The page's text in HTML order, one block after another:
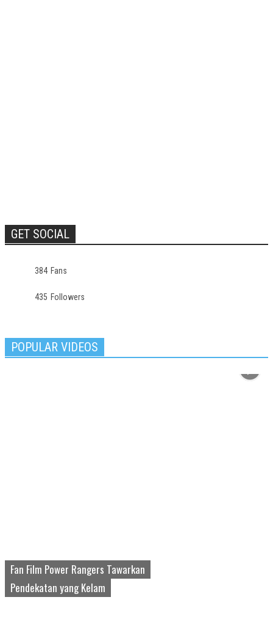
GET SOCIAL
384 Fans
435 Followers
POPULAR VIDEOS
Fan Film Power Rangers Tawarkan
Pendekatan yang Kelam